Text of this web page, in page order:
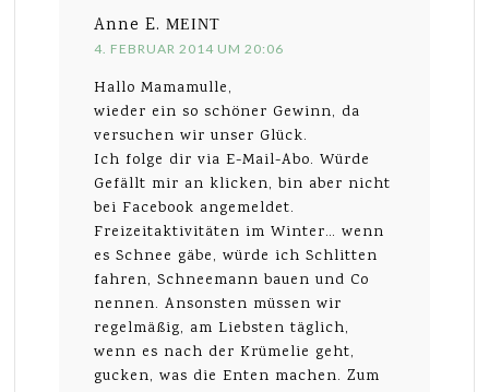
Anne E. MEINT
4. FEBRUAR 2014 UM 20:06
Hallo Mamamulle,
wieder ein so schöner Gewinn, da
versuchen wir unser Glück.
Ich folge dir via E-Mail-Abo. Würde
Gefällt mir an klicken, bin aber nicht
bei Facebook angemeldet.
Freizeitaktivitäten im Winter… wenn
es Schnee gäbe, würde ich Schlitten
fahren, Schneemann bauen und Co
nennen. Ansonsten müssen wir
regelmäßig, am Liebsten täglich,
wenn es nach der Krümelie geht,
gucken, was die Enten machen. Zum